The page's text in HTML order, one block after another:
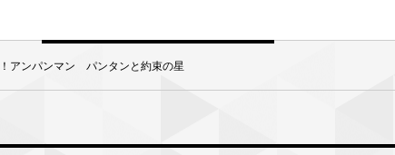
アンパンマン パンタンと約束の星